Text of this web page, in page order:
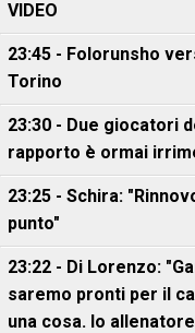
VIDEO
23:45 - Folorunsho
Torino
23:30 - Due giocatori
rapporto è ormai
23:25 - Schira:
punto"
23:22 - Di Lorenzo:
saremo pronti per il
una cosa. Io